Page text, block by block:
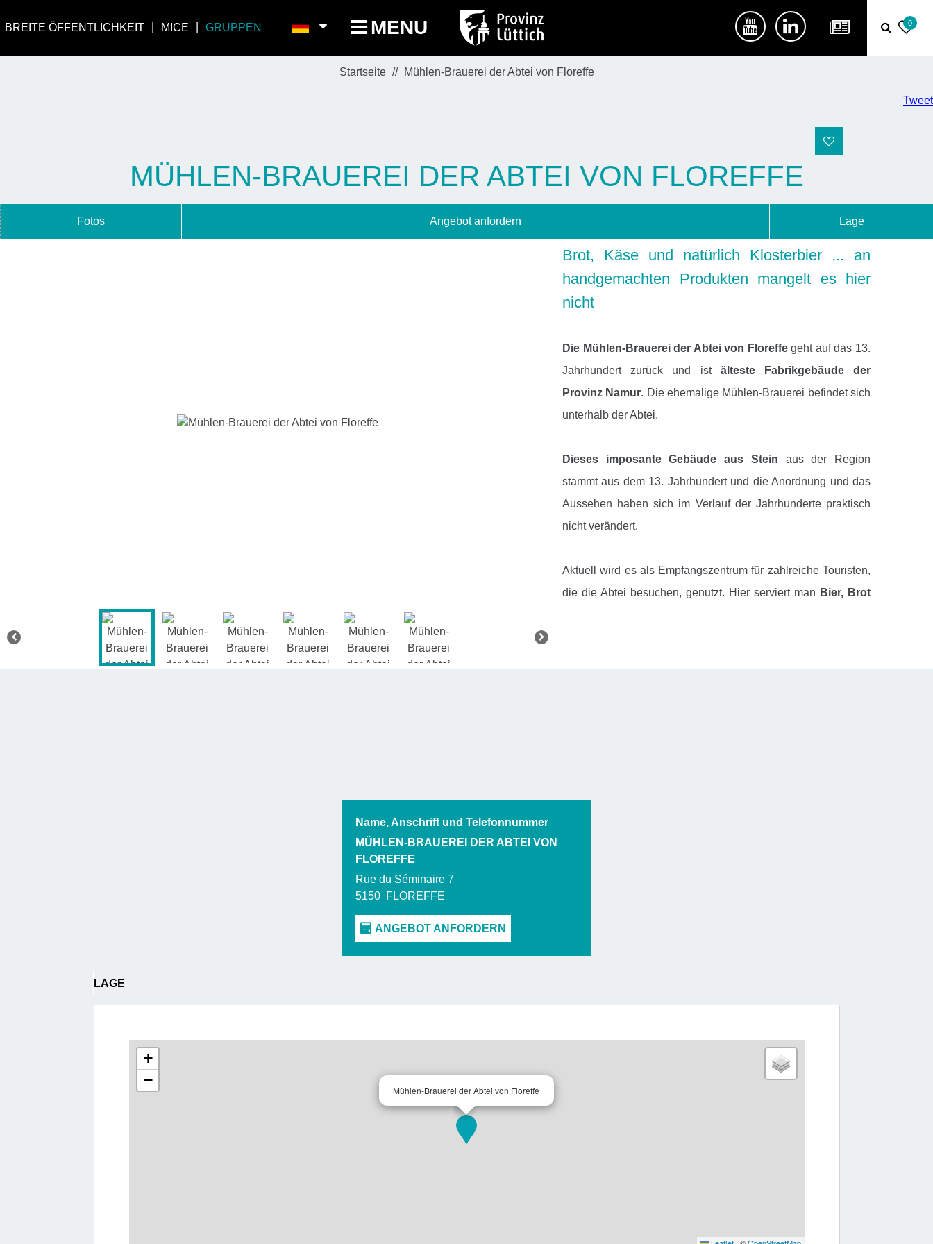
BREITE ÖFFENTLICHKEIT MICE GRUPPEN MENU 0
Startseite Mühlen-Brauerei der Abtei von Floreffe
Tweet
MÜHLEN-BRAUEREI DER ABTEI VON FLOREFFE
Fotos Angebot anfordern Lage
Brot, Käse und natürlich Klosterbier ... an
handgemachten Produkten mangelt es hier
nicht
Die Mühlen-Brauerei der Abtei von Floreffegeht auf das 13.
Jahrhundert zurück und ist älteste Fabrikgebäude der
Provinz Namur. Die ehemalige Mühlen-Brauerei befindet sich
unterhalb der Abtei.
Dieses imposante Gebäude aus Stein aus der Region
stammt aus dem 13. Jahrhundert und die Anordnung und das
Aussehen haben sich im Verlauf der Jahrhunderte praktisch
nicht verändert.
Aktuell wird es als Empfangszentrum für zahlreiche Touristen,
die die Abtei besuchen, genutzt. Hier serviert man Bier, Brot
Name, Anschrift und Telefonnummer
MÜHLEN-BRAUEREI DER ABTEI VON
FLOREFFE
Rue du Séminaire 7
5150 FLOREFFE
LAGE
Mühlen-Brauerei der Abtei von Floreffe
+
−